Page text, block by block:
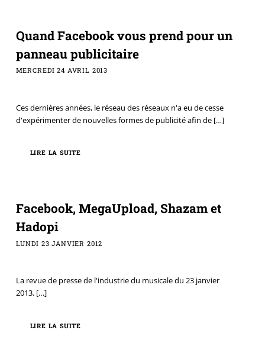
Quand Facebook vous prend pour un
panneau publicitaire
MERCREDI 24 AVRIL 2013
Ces dernières années, le réseau des réseaux n'a eu de cesse
d'expérimenter de nouvelles formes de publicité afin de[…]
LIRE LA SUITE
Facebook, MegaUpload, Shazam et
Hadopi
LUNDI 23 JANVIER 2012
La revue de presse de l'industrie du musicale du 23 janvier
2013.[…]
LIRE LA SUITE